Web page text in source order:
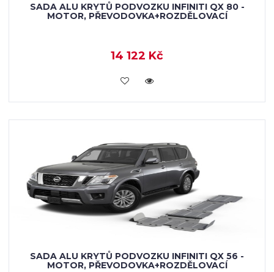
SADA ALU KRYTŮ PODVOZKU INFINITI QX 80 -
MOTOR, PŘEVODOVKA+ROZDĚLOVACÍ
14 122 Kč
KOUPIT
SADA ALU KRYTŮ PODVOZKU INFINITI QX 56 -
MOTOR, PŘEVODOVKA+ROZDĚLOVACÍ